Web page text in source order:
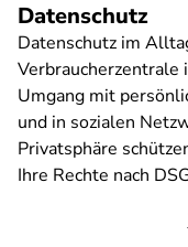
Datenschutz
Datenschutz im
Verbraucherzentrale
Umgang mit
und in sozialen
Privatsphäre
Ihre Rechte nach